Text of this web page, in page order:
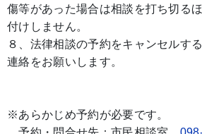
傷等があった場合は相談を打ち切る
付けしません。
８、法律相談の予約をキャンセルす
連絡をお願いします。
※あらかじめ予約が必要です。